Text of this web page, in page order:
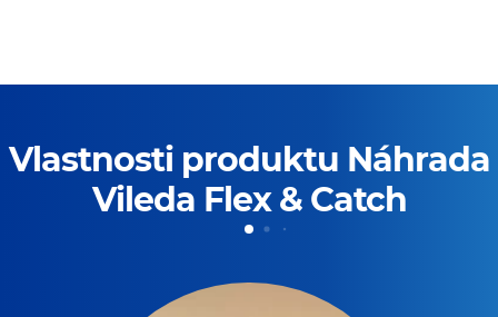
Vlastnosti produktu Náhrada
Vileda Flex & Catch